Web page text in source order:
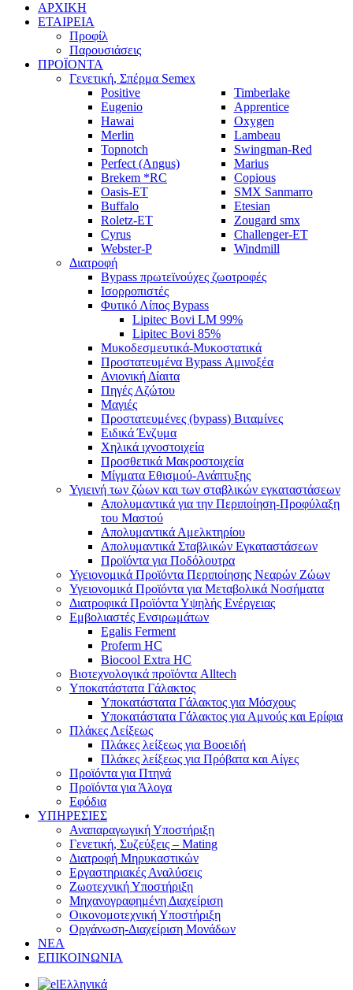
ΑΡΧΙΚΗ
ΕΤΑΙΡΕΙΑ
Προφίλ
Παρουσιάσεις
ΠΡΟΪΟΝΤΑ
Γενετική, Σπέρμα Semex
Positive
Eugenio
Hawai
Merlin
Topnotch
Perfect (Angus)
Brekem *RC
Oasis-ET
Buffalo
Roletz-ET
Cyrus
Webster-P
Timberlake
Apprentice
Oxygen
Lambeau
Swingman-Red
Marius
Copious
SMX Sanmarro
Etesian
Zougard smx
Challenger-ET
Windmill
Διατροφή
Bypass πρωτεϊνούχες ζωοτροφές
Ισορροπιστές
Φυτικό Λίπος Bypass
Lipitec Bovi LM 99%
Lipitec Bovi 85%
Μυκοδεσμευτικά-Μυκοστατικά
Προστατευμένα Bypass Αμινοξέα
Ανιονική Δίαιτα
Πηγές Αζώτου
Μαγιές
Προστατευμένες (bypass) Βιταμίνες
Ειδικά Ένζυμα
Χηλικά ιχνοστοιχεία
Προσθετικά Μακροστοιχεία
Μίγματα Εθισμού-Ανάπτυξης
Υγιεινή των ζώων και των σταβλικών εγκαταστάσεων
Απολυμαντικά για την Περιποίηση-Προφύλαξη
του Μαστού
Απολυμαντικά Αμελκτηρίου
Απολυμαντικά Σταβλικών Εγκαταστάσεων
Προϊόντα για Ποδόλουτρα
Υγειονομικά Προϊόντα Περιποίησης Νεαρών Ζώων
Υγειονομικά Προϊόντα για Μεταβολικά Νοσήματα
Διατροφικά Προϊόντα Υψηλής Ενέργειας
Εμβολιαστές Ενσιρωμάτων
Egalis Ferment
Proferm HC
Biocool Extra HC
Βιοτεχνολογικά προϊόντα Alltech
Υποκατάστατα Γάλακτος
Υποκατάστατα Γάλακτος για Μόσχους
Υποκατάστατα Γάλακτος για Αμνούς και Ερίφια
Πλάκες Λείξεως
Πλάκες λείξεως για Βοοειδή
Πλάκες λείξεως για Πρόβατα και Αίγες
Προϊόντα για Πτηνά
Προϊόντα για Άλογα
Εφόδια
ΥΠΗΡΕΣΙΕΣ
Αναπαραγωγική Υποστήριξη
Γενετική, Συζεύξεις – Mating
Διατροφή Μηρυκαστικών
Εργαστηριακές Αναλύσεις
Ζωοτεχνική Υποστήριξη
Μηχανογραφημένη Διαχείριση
Οικονομοτεχνική Υποστήριξη
Οργάνωση-Διαχείριση Μονάδων
ΝΕΑ
ΕΠΙΚΟΙΝΩΝΙΑ
Ελληνικά